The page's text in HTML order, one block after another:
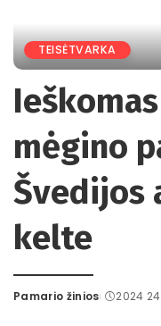
TEISĖTVARKA
mėgino
Švedijos
kelte
Posted
Pamario žinios 2024